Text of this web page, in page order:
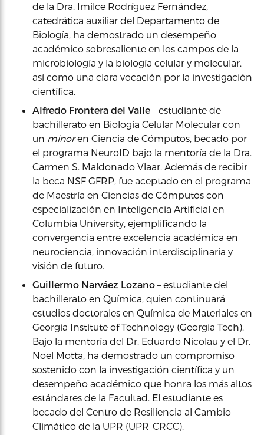
de la Dra. Imilce Rodríguez Fernández,
catedrática auxiliar del Departamento de
Biología, ha demostrado un desempeño
académico sobresaliente en los campos de la
microbiología y la biología celular y molecular,
así como una clara vocación por la investigación
científica.
Alfredo Frontera del Valle – estudiante de
bachillerato en Biología Celular Molecular con
un minoren Ciencia de Cómputos, becado por
el programa NeuroID bajo la mentoría de la Dra.
Carmen S. Maldonado Vlaar. Además de recibir
la beca NSF GFRP, fue aceptado en el programa
de Maestría en Ciencias de Cómputos con
especialización en Inteligencia Artificial en
Columbia University, ejemplificando la
convergencia entre excelencia académica en
neurociencia, innovación interdisciplinaria y
visión de futuro.
Guillermo Narváez Lozano – estudiante del
bachillerato en Química, quien continuará
estudios doctorales en Química de Materiales en
Georgia Institute of Technology (Georgia Tech).
Bajo la mentoría del Dr. Eduardo Nicolau y el Dr.
Noel Motta, ha demostrado un compromiso
sostenido con la investigación científica y un
desempeño académico que honra los más altos
estándares de la Facultad. El estudiante es
becado del Centro de Resiliencia al Cambio
Climático de la UPR (UPR-CRCC).